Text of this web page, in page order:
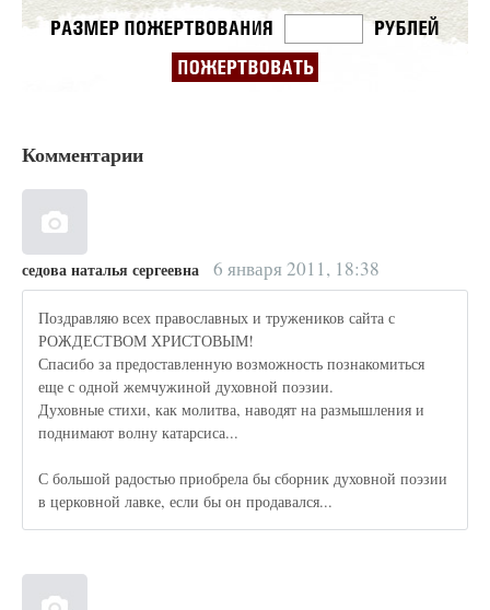
Комментарии
седова наталья сергеевна 6 января 2011, 18:38
Поздравляю всех православных и тружеников сайта с
РОЖДЕСТВОМ ХРИСТОВЫМ!
Спасибо за предоставленную возможность познакомиться
еще с одной жемчужиной духовной поэзии.
Духовные стихи, как молитва, наводят на размышления и
поднимают волну катарсиса...
С большой радостью приобрела бы сборник духовной поэзии
в церковной лавке, если бы он продавался...